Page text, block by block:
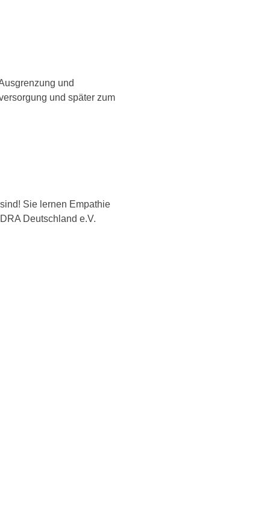
und
und spä­ter zum
Sie ler­nen Empathie
Deutschland e.V.